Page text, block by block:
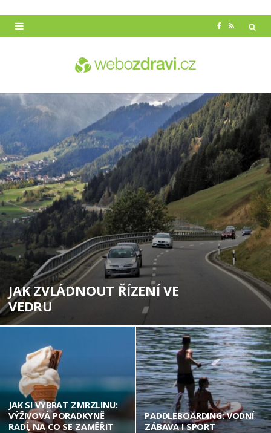
b
o
o
R
JAK ZVLÁDNOUT ŘÍZENÍ VE
VEDRU
JAK SI VYBRAT ZMRZLINU:
VÝŽIVOVÁ PORADKYNĚ
RADÍ, NA CO SE ZAMĚŘIT
PADDLEBOARDING: VODNÍ
ZÁBAVA I SPORT